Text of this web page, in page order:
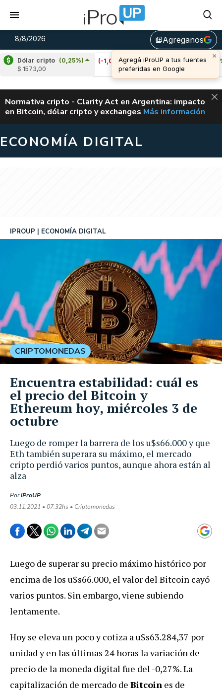
8/8/2026 library_addAgreganos
Dólar cripto (0,25%)
$ 1573,00
Cardano (-1,08%)
u$s 0,20
Avalanche
(0,34%)
u$s 6,49
ALERTA
Normativa cripto - Clarity Act en Argentina: impacto
en Bitcoin, dólar cripto y exchanges CLARITY ACT EN
Más información
ECONOMÍA DIGITAL
Luego de romper la barrera de los u$s66.000 y que
Eth también superara su máximo, el mercado
cripto perdió varios puntos, aunque ahora están al
alza
IPROUP ECONOMÍA DIGITAL
PoriProUP
03.11.2021 • 07:32hs • Criptomonedas
CRIPTOMONEDAS
Encuentra estabilidad: cuál es
el precio del Bitcoin y
Ethereum hoy, miércoles 3 de
octubre
Luego de superar su precio máximo histórico por
encima de los u$s66.000, el valor del Bitcoin cayó
varios puntos. Sin embargo, viene subiendo
lentamente.
Hoy se eleva un poco y cotiza a u$s63.284,37 por
unidad y en las últimas 24 horas la variación de
precio de la moneda digital fue del -0,27%. La
capitalización de mercado de Bitcoin es de